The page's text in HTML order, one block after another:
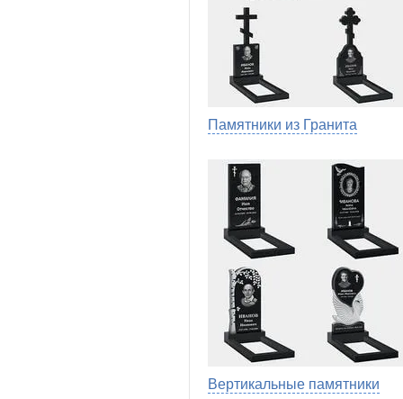
Памятники из Гранита
Вертикальные памятники